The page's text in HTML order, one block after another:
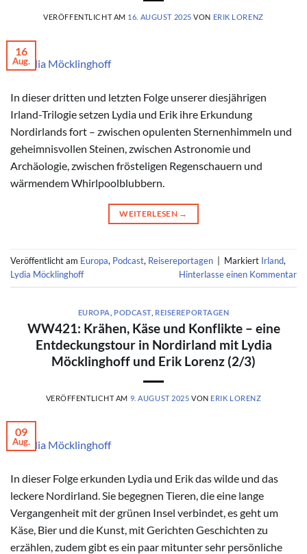
VERÖFFENTLICHT AM 16. AUGUST 2025 VON ERIK LORENZ
© Lydia Möcklinghoff
16
Aug.
In dieser dritten und letzten Folge unserer diesjährigen
Irland-Trilogie setzen Lydia und Erik ihre Erkundung
Nordirlands fort – zwischen opulenten Sternenhimmeln und
geheimnisvollen Steinen, zwischen Astronomie und
Archäologie, zwischen frösteligen Regenschauern und
wärmendem Whirlpoolblubbern.
WEITERLESEN →
Veröffentlicht am Europa, Podcast, Reisereportagen Markiert Irland,
Lydia Möcklinghoff
Hinterlasse einen Kommentar
EUROPA PODCAST, REISEREPORTAGEN
WW421: Krähen, Käse und Konflikte – eine
Entdeckungstour in Nordirland mit Lydia
Möcklinghoff und Erik Lorenz (2/3)
VERÖFFENTLICHT AM 9. AUGUST 2025 VON ERIK LORENZ
© Lydia Möcklinghoff
09
Aug.
In dieser Folge erkunden Lydia und Erik das wilde und das
leckere Nordirland. Sie begegnen Tieren, die eine lange
Vergangenheit mit der grünen Insel verbindet, es geht um
Käse, Bier und die Kunst, mit Gerichten Geschichten zu
erzählen, zudem gibt es ein paar mitunter sehr persönliche